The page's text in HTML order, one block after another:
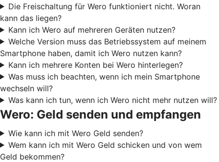
Die Freischaltung für Wero funktioniert nicht. Woran
kann das liegen?
Kann ich Wero auf mehreren Geräten nutzen?
Welche Version muss das Betriebssystem auf meinem
Smartphone haben, damit ich Wero nutzen kann?
Kann ich mehrere Konten bei Wero hinterlegen?
Was muss ich beachten, wenn ich mein Smartphone
wechseln will?
Was kann ich tun, wenn ich Wero nicht mehr nutzen will?
Wero: Geld senden und empfangen
Wie kann ich mit Wero Geld senden?
Wem kann ich mit Wero Geld schicken und von wem
Geld bekommen?